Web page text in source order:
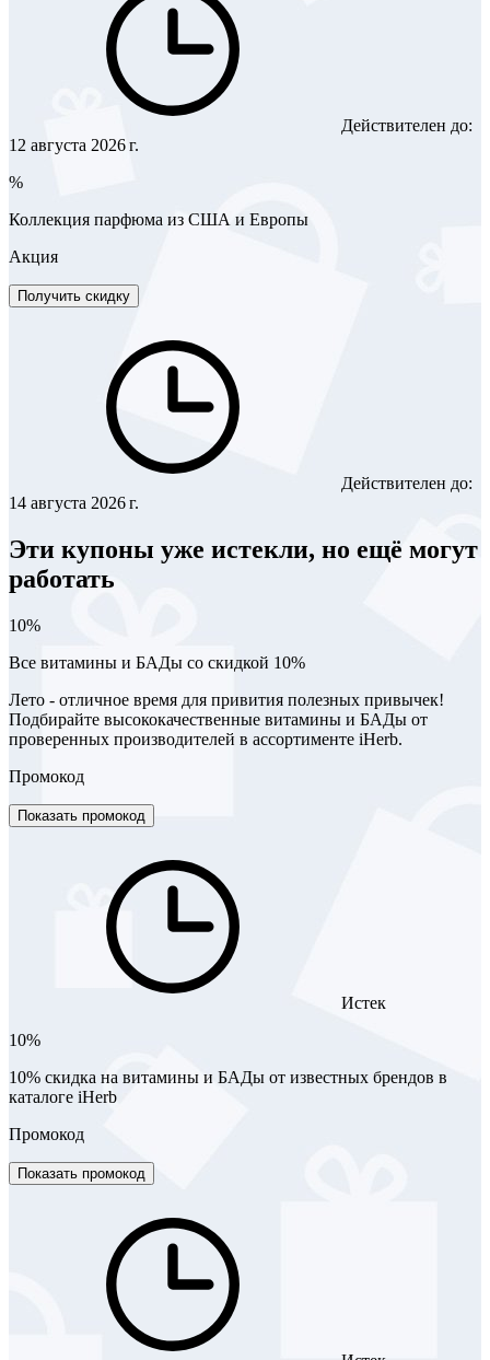
Действителен до:
12 августа 2026 г.
%
Коллекция парфюма из США и Европы
Акция
Получить скидку
Действителен до:
14 августа 2026 г.
Эти купоны уже истекли, но ещё могут
работать
10%
Все витамины и БАДы со скидкой 10%
Лето - отличное время для привития полезных привычек!
Подбирайте высококачественные витамины и БАДы от
проверенных производителей в ассортименте iHerb.
Промокод
Показать промокод
Истек
10%
10% скидка на витамины и БАДы от известных брендов в
каталоге iHerb
Промокод
Показать промокод